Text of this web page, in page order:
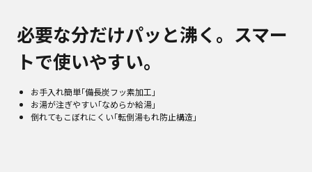
必要な分だけパッと沸く。スマー
トで使いやすい。
お手入れ簡単｢備長炭フッ素加工｣
お湯が注ぎやすい｢なめらか給湯｣
倒れてもこぼれにくい｢転倒湯もれ防止構造｣